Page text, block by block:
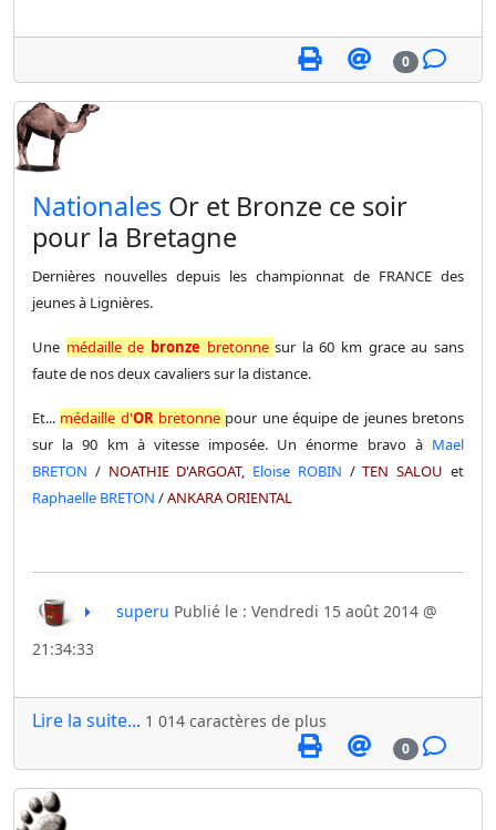
0
​Nationales Or et Bronze ce soir
pour la Bretagne
Dernières nouvelles depuis les championnat de FRANCE des
jeunes à Lignières.
Une médaille de bronzebretonnesur la 60 km grace au sans
faute de nos deux cavaliers sur la distance.
Et... médaille d'ORbretonne pour une équipe de jeunes bretons
sur la 90 km à vitesse imposée. Un énorme bravo à Mael
BRETON / NOATHIE D'ARGOAT, Eloise ROBIN /TEN SALOU et
Raphaelle BRETON /ANKARA ORIENTAL
superu Publié le : Vendredi 15 août 2014 @
21:34:33
Lire la suite... 1 014 caractères de plus
0